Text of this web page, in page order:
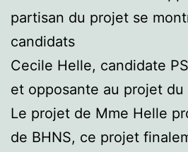
partisan du projet se
candidats
Cecile Helle, candidate
et opposante au projet
Le projet de Mme Helle
de BHNS, ce projet